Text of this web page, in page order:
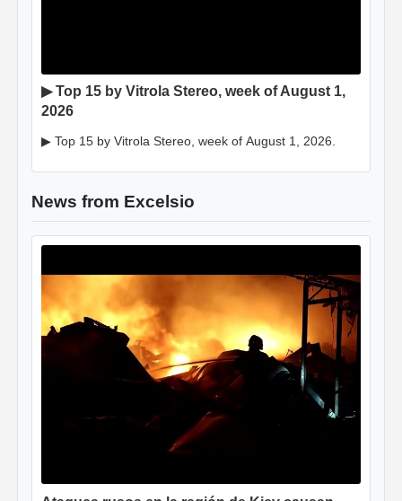
▶ Top 15 by Vitrola Stereo, week of August 1,
2026
▶ Top 15 by Vitrola Stereo, week of August 1, 2026.
News from Excelsio